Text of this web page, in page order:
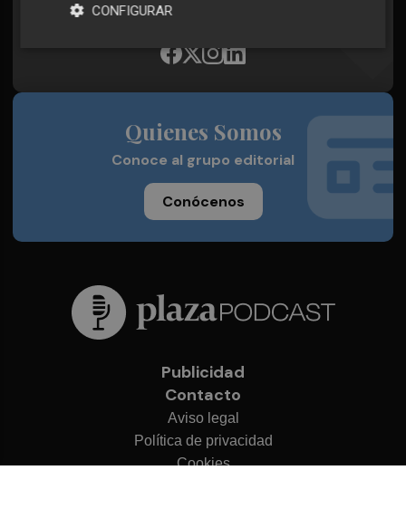
Plaza Podcast, desde cualquier medio
Quienes Somos
Conoce al grupo editorial
Conócenos
Publicidad
Contacto
Aviso legal
Política de privacidad
Cookies
CONFIGURAR